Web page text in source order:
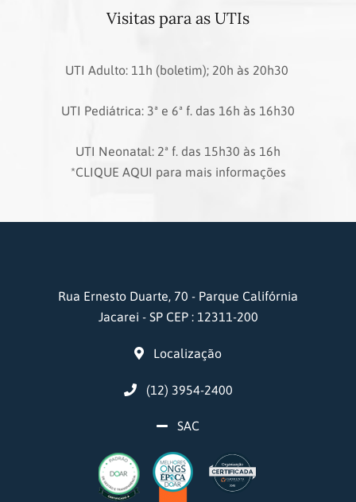
Visitas para as UTIs
UTI Adulto: 11h (boletim); 20h às 20h30
UTI Pediátrica: 3ª e 6ª f. das 16h às 16h30
UTI Neonatal: 2ª f. das 15h30 às 16h
*CLIQUE AQUI para mais informações
Rua Ernesto Duarte, 70 - Parque Califórnia
Jacarei - SP CEP : 12311-200
Localização
(12) 3954-2400
SAC